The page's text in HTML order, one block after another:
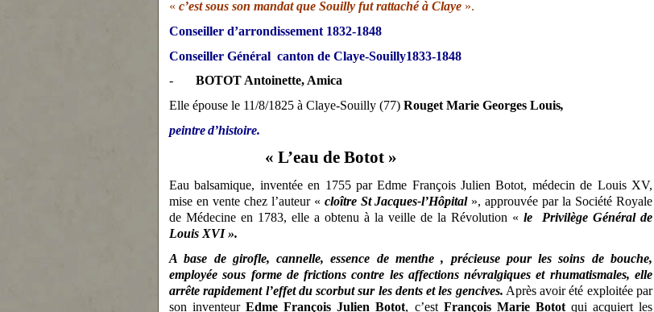
« c’est sous son mandat que Souilly fut rattaché à Claye ».
Conseiller d’arrondissement 1832-1848
Conseiller Général canton de Claye-Souilly1833-1848
-
BOTOT Antoinette, Amica
Elle épouse le 11/8/1825 à Claye-Souilly (77) Rouget Marie Georges Louis,
peintred’histoire.
« L’eau de Botot »
Eau balsamique, inventée en 1755 par Edme François Julien Botot, médecin de Louis XV,
mise en vente chez l’auteur « cloître St Jacques-l’Hôpital», approuvée par la Société Royale
de Médecine en 1783, elle a obtenu à la veille de la Révolution « le
Privilège Général de
Louis XVI ».
A base de girofle, cannelle, essence de menthe , précieuse pour les soins de bouche,
employée sous forme de frictions contre les affections névralgiques et rhumatismales, elle
arrête rapidement l’effet du scorbut sur les dents et les gencives. Après avoir été exploitée par
son inventeurEdme François Julien Botot, c’est François Marie Bototqui acquiert les